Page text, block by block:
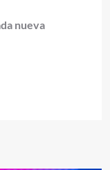
nueva